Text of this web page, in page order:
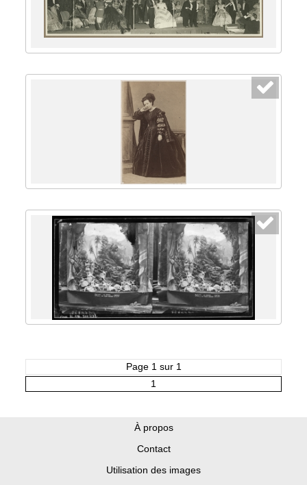
Page 1 sur 1
1
À propos
Contact
Utilisation des images